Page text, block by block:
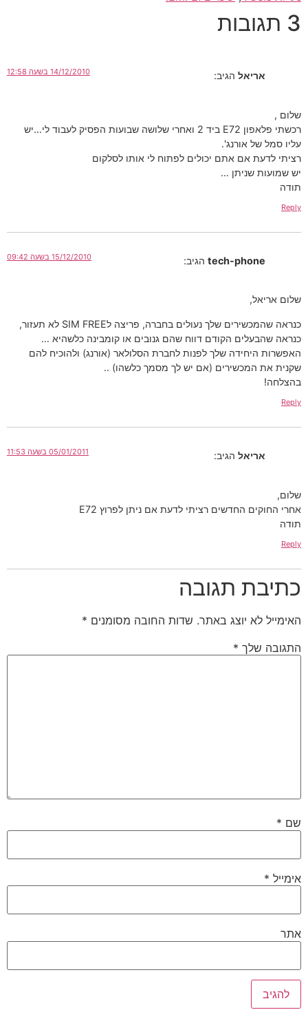
3 תגובות
אריאל הגיב: 14/12/2010 בשעה 12:58
שלום ,
רכשתי פלאפון E72 ביד 2 ואחרי שלושה שבועות הפסיק לעבוד לי…יש
עליו סמל של אורנג'.
רציתי לדעת אם אתם יכולים לפתוח לי אותו לסלקום
יש שמועות שניתן …
תודה
Reply
tech-phone הגיב: 15/12/2010 בשעה 09:42
שלום אריאל,
כנראה שהמכשירים שלך נעולים בחברה, פריצה לSIM FREE לא תעזור,
כנראה שהבעלים הקודם דווח שהם גנובים או קומבינה כלשהיא …
האפשרות היחידה שלך לפנות לחברת הסלולאר (אורנג) ולהוכיח להם
שקנית את המכשירים (אם יש לך מסמך כלשהו) ..
בהצלחה!
Reply
אריאל הגיב: 05/01/2011 בשעה 11:53
שלום,
אחרי החוקים החדשים רציתי לדעת אם ניתן לפרוץ E72
תודה
Reply
כתיבת תגובה
האימייל לא יוצג באתר. שדות החובה מסומנים *
התגובה שלך *
שם *
אימייל *
אתר